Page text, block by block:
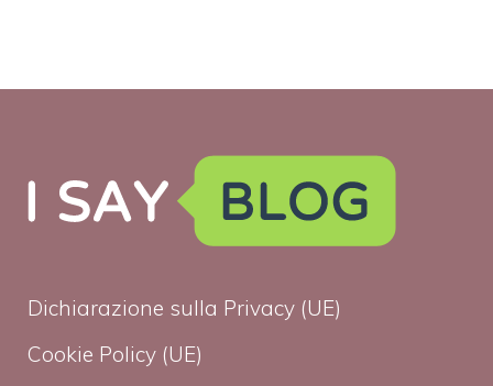
Dichiarazione sulla Privacy (UE)
Cookie Policy (UE)